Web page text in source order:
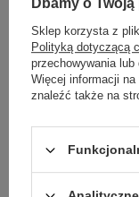
Jeśli chcesz
produktu, zostaw
instagramie lub
Niektóre marki
mieć pewność, że
prześlemy Ci zdjęcie
Dbamy o
Sklep korzysta z
Polityką dotyczącą
przechowywania
Więcej informacji
znaleźć także na